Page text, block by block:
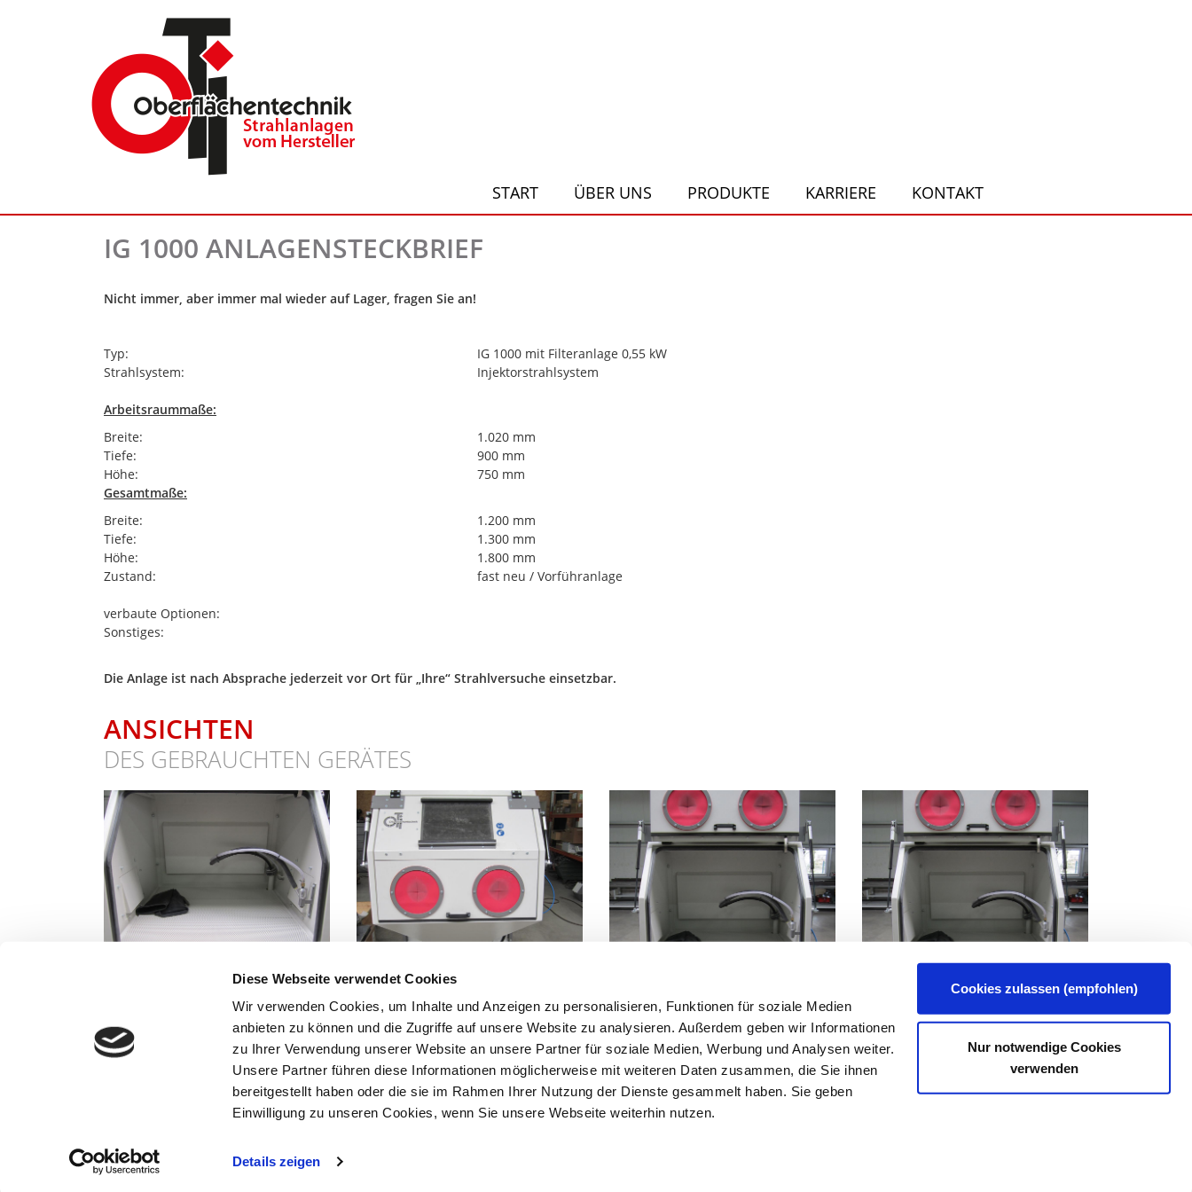
Diese Webseite verwendet Cookies
Wir verwenden Cookies, um Inhalte und Anzeigen zu personalisieren, Funktionen für soziale Medien
anbieten zu können und die Zugriffe auf unsere Website zu analysieren. Außerdem geben wir Informationen
zu Ihrer Verwendung unserer Website an unsere Partner für soziale Medien, Werbung und Analysen weiter.
Unsere Partner führen diese Informationen möglicherweise mit weiteren Daten zusammen, die Sie ihnen
bereitgestellt haben oder die sie im Rahmen Ihrer Nutzung der Dienste gesammelt haben. Sie geben
Einwilligung zu unseren Cookies, wenn Sie unsere Webseite weiterhin nutzen.
Details zeigen
Cookies zulassen (empfohlen)
Nur notwendige Cookies
verwenden
START ÜBER UNS PRODUKTE KARRIERE KONTAKT
IG 1000 ANLAGENSTECKBRIEF
Nicht immer, aber immer mal wieder auf Lager, fragen Sie an!
Typ:
IG 1000 mit Filteranlage 0,55 kW
Strahlsystem:
Injektorstrahlsystem
Arbeitsraummaße:
Breite:
1.020 mm
Tiefe:
900 mm
Höhe:
750 mm
Gesamtmaße:
Breite:
1.200 mm
Tiefe:
1.300 mm
Höhe:
1.800 mm
Zustand:
fast neu / Vorführanlage
verbaute Optionen:
Sonstiges:
Die Anlage ist nach Absprache jederzeit vor Ort für „Ihre“ Strahlversuche einsetzbar.
ANSICHTEN
DES GEBRAUCHTEN GERÄTES
AGB
OTI Oberflächentechnik GmbH
Dornierstr. 18
48477 Hörstel
Fon: +49 5459-97298-0
Fax: +49 5459-97298-9